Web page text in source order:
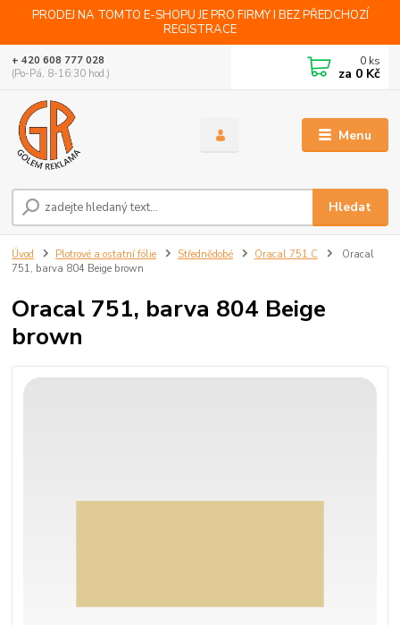
PRODEJ NA TOMTO E-SHOPU JE PRO FIRMY I BEZ PŘEDCHOZÍ
REGISTRACE
Menu
Hledat
+ 420 608 777 028
(Po-Pá, 8-16:30 hod.)
0 ks
za 0 Kč
Úvod Plotrové a ostatní fólie Střednědobé Oracal 751 C
Oracal
751, barva 804 Beige brown
Oracal 751, barva 804 Beige
brown